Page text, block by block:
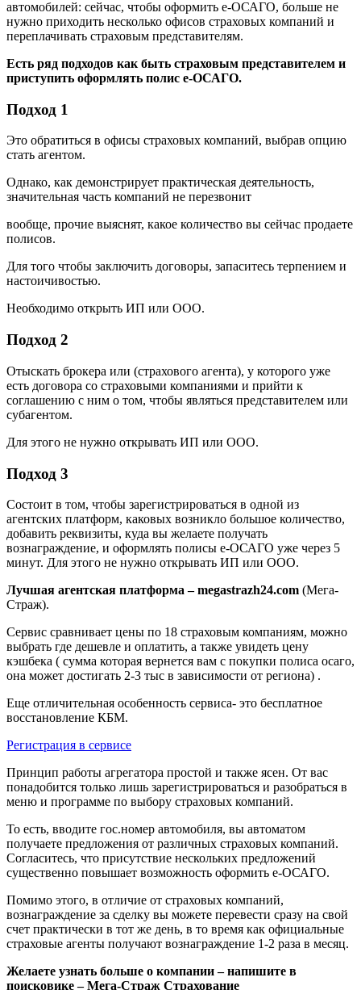
автомобилей: сейчас, чтобы оформить е-ОСАГО, больше не
нужно приходить несколько офисов страховых компаний и
переплачивать страховым представителям.
Есть ряд подходов как быть страховым представителем и
приступить оформлять полис е-ОСАГО.
Подход 1
Это обратиться в офисы страховых компаний, выбрав опцию
стать агентом.
Однако, как демонстрирует практическая деятельность,
значительная часть компаний не перезвонит
вообще, прочие выяснят, какое количество вы сейчас продаете
полисов.
Для того чтобы заключить договоры, запаситесь терпением и
настоичивостью.
Необходимо открыть ИП или ООО.
Подход 2
Отыскать брокера или (страхового агента), у которого уже
есть договора со страховыми компаниями и прийти к
соглашению с ним о том, чтобы являться представителем или
субагентом.
Для этого не нужно открывать ИП или ООО.
Подход 3
Состоит в том, чтобы зарегистрироваться в одной из
агентских платформ, каковых возникло большое количество,
добавить реквизиты, куда вы желаете получать
вознаграждение, и оформлять полисы е-ОСАГО уже через 5
минут. Для этого не нужно открывать ИП или ООО.
Лучшая агентская платформа – megastrazh24.com (Мега-
Страж).
Сервис сравнивает цены по 18 страховым компаниям, можно
выбрать где дешевле и оплатить, а также увидеть цену
кэшбека ( сумма которая вернется вам с покупки полиса осаго,
она может достигать 2-3 тыс в зависимости от региона) .
Еще отличительная особенность сервиса- это бесплатное
восстановление КБМ.
Регистрация в сервисе
Принцип работы агрегатора простой и также ясен. От вас
понадобится только лишь зарегистрироваться и разобраться в
меню и программе по выбору страховых компаний.
То есть, вводите гос.номер автомобиля, вы автоматом
получаете предложения от различных страховых компаний.
Согласитесь, что присутствие нескольких предложений
существенно повышает возможность оформить е-ОСАГО.
Помимо этого, в отличие от страховых компаний,
вознаграждение за сделку вы можете перевести сразу на свой
счет практически в тот же день, в то время как официальные
страховые агенты получают вознаграждение 1-2 раза в месяц.
Желаете узнать больше о компании – напишите в
поисковике – Мега-Страж Страхование